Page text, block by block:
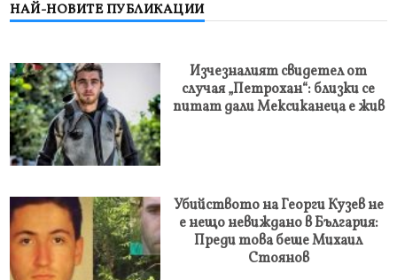
НАЙ-НОВИТЕ ПУБЛИКАЦИИ
Изчезналият свидетел от
случая „Петрохан“: близки се
питат дали Мексиканеца е жив
Убийството на Георги Кузев не
е нещо невиждано в България:
Преди това беше Михаил
Стоянов